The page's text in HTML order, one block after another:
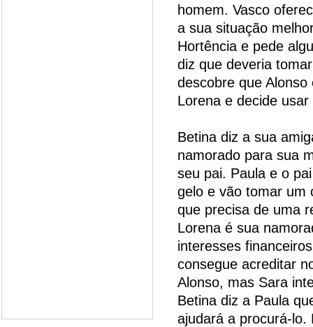
homem. Vasco
a sua situação
Hortência e pede
diz que deveria
descobre que
Lorena e decide
Betina diz a sua
namorado para sua
seu pai. Paula e o
gelo e vão tomar um
que precisa de uma
Lorena é sua
interesses
consegue acreditar
Alonso, mas Sara
Betina diz a Paula
ajudará a procurá-lo.